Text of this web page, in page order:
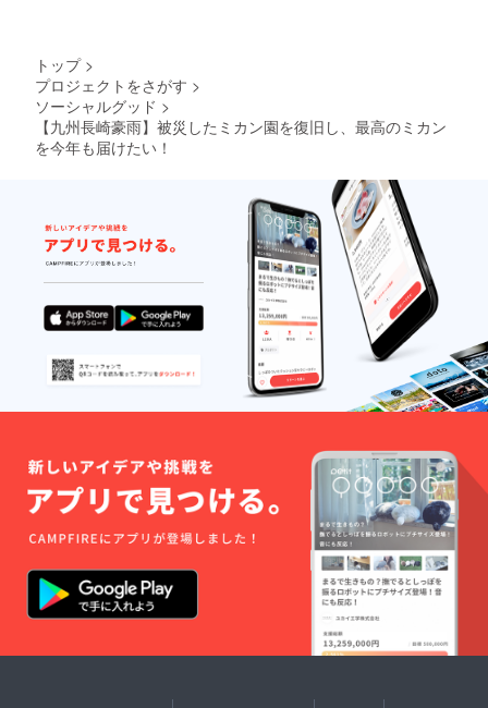
トップ >
プロジェクトをさがす >
ソーシャルグッド >
【九州長崎豪雨】被災したミカン園を復旧し、最高のミカン
を今年も届けたい！